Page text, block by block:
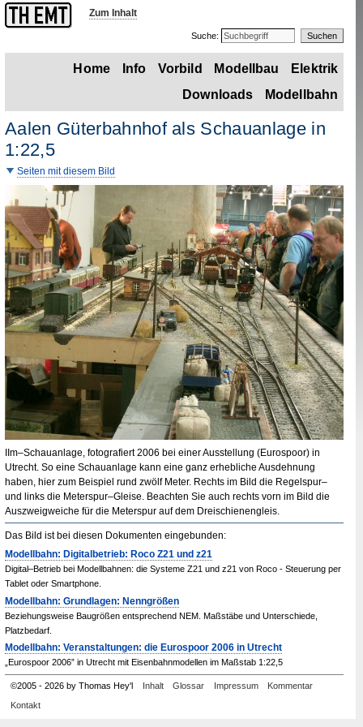
Zum Inhalt
Suche:
Home Info Vorbild Modellbau
Elektrik
Downloads
Modellbahn
Aalen Güterbahnhof als Schauanlage in
1:22,5
Seiten mit diesem Bild
IIm–Schauanlage, fotografiert 2006 bei einer Ausstellung (Eurospoor) in
Utrecht. So eine Schauanlage kann eine ganz erhebliche Ausdehnung
haben, hier zum Beispiel rund zwölf Meter. Rechts im Bild die Regelspur–
und links die Meterspur–Gleise. Beachten Sie auch rechts vorn im Bild die
Auszweigweiche für die Meterspur auf dem Dreischienengleis.
Das Bild ist bei diesen Dokumenten eingebunden:
Modellbahn: Digitalbetrieb: Roco Z21 und z21
Digital–Betrieb bei Modellbahnen: die Systeme Z21 und z21 von Roco - Steuerung per
Tablet oder Smartphone.
Modellbahn: Grundlagen: Nenngrößen
Beziehungsweise Baugrößen entsprechend NEM. Maßstäbe und Unterschiede,
Platzbedarf.
Modellbahn: Veranstaltungen: die Eurospoor 2006 in Utrecht
„Eurospoor 2006” in Utrecht mit Eisenbahnmodellen im Maßstab 1:22,5
©2005- 2026 by Thomas Hey'l Inhalt Glossar Impressum
Kommentar
Kontakt